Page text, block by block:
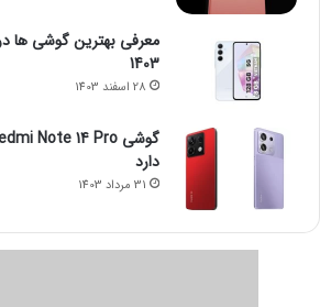
1403
28 اسفند 1403
دارد
31 مرداد 1403